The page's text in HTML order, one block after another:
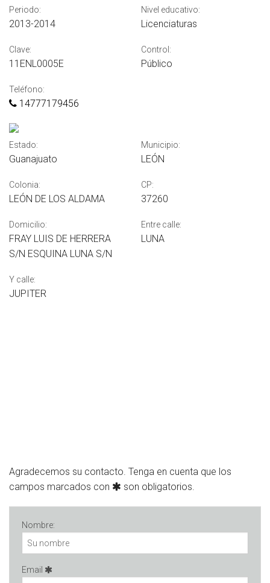
Periodo:
2013-2014
Nivel educativo:
Licenciaturas
Clave:
11ENL0005E
Control:
Público
Teléfono:
14777179456
Estado:
Guanajuato
Municipio:
LEÓN
Colonia:
LEÓN DE LOS ALDAMA
CP:
37260
Domicilio:
FRAY LUIS DE HERRERA
S/N ESQUINA LUNA S/N
Entre calle:
LUNA
Y calle:
JUPITER
Agradecemos su contacto. Tenga en cuenta que los
campos marcados con
son obligatorios.
Nombre:
Email